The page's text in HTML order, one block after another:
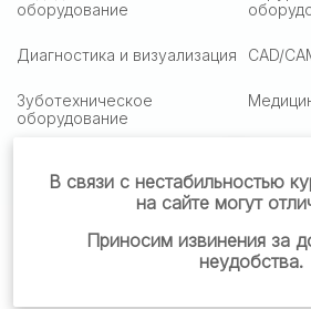
оборудование
Диагностика и визуализация CAD/
Зуботехническое
оборудование
Стоматологическая мебель
В связи с нестабильностью
на сайте могут
Приносим извинения за
неудобства.